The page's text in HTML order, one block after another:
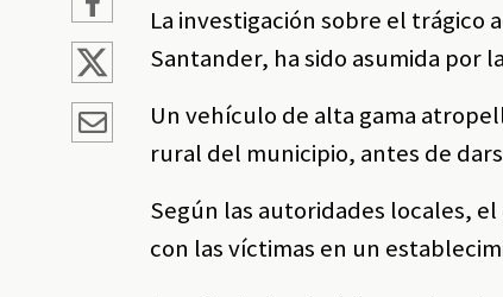
La investigación sobre el trágico
Santander, ha sido asumida por
Un vehículo de alta gama
rural del municipio, antes de
Según las autoridades locales,
con las víctimas en un